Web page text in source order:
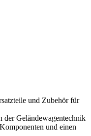
und Zubehör für
der Geländewagentechnik
und einen